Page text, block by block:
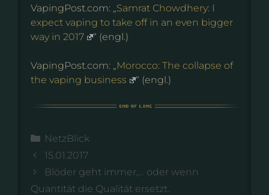
VapingPost.com: „ Samrat Chowdhery: I
expect vaping to take off in an even bigger
way in 2017
“ (engl.)
VapingPost.com: „ Morocco: The collapse of
the vaping business
“ (engl.)
Kategorien
NetzBlick
15.01.2017
Blöder geht immer,… oder wenn
Quantität die Qualität ersetzt.